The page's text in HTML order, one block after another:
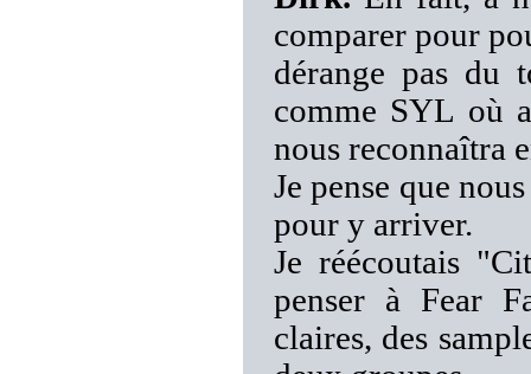
comparer pour
dérange pas du
comme SYL où
nous reconnaîtra
Je pense que
pour y arriver.
Je réécoutais
penser à Fear
claires, des